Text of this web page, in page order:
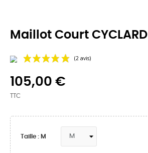
Maillot Court CYCLARD
105,00 €
TTC
Taille : M